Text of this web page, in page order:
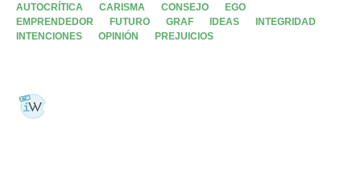
AUTOCRÍTICA
CARISMA CONSEJO
EGO
EMPRENDEDOR
FUTURO GRAF IDEAS
INTEGRIDAD
INTENCIONES
OPINIÓN PREJUICIOS